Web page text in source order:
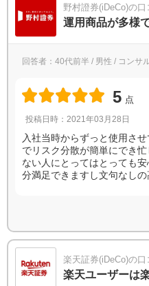
野村證券(iDeCo)の口
運用商品が多様
回答者：40代前半 / 男性 / コンサ
5 点
投稿日時：2021年03月28日
入社当時からずっと使用さ
でリスク分散が簡単にでき
ない人にとってはとっても
分満足できますし文句なしの
楽天証券(iDeCo)の口
楽天ユーザーは